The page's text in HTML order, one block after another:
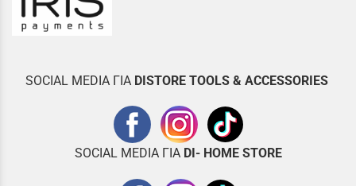
SOCIAL MEDIA ΓΙΑ DISTORE TOOLS & ACCESSORIES
SOCIAL MEDIA ΓΙΑ DI- HOME STORE